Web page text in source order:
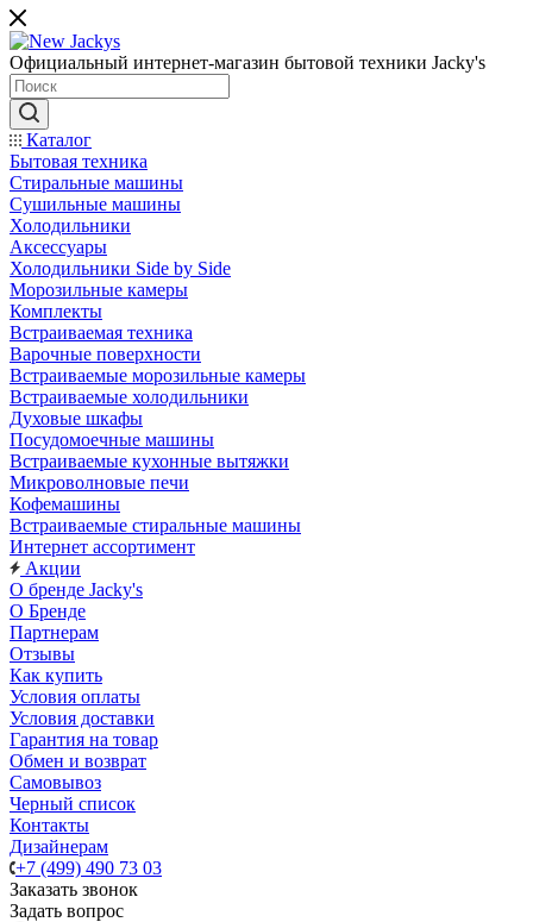
Официальный интернет-магазин бытовой техники Jacky's
Каталог
Бытовая техника
Стиральные машины
Сушильные машины
Холодильники
Аксессуары
Холодильники Side by Side
Морозильные камеры
Комплекты
Встраиваемая техника
Варочные поверхности
Встраиваемые морозильные камеры
Встраиваемые холодильники
Духовые шкафы
Посудомоечные машины
Встраиваемые кухонные вытяжки
Микроволновые печи
Кофемашины
Встраиваемые стиральные машины
Интернет ассортимент
Акции
О бренде Jacky's
О Бренде
Партнерам
Отзывы
Как купить
Условия оплаты
Условия доставки
Гарантия на товар
Обмен и возврат
Самовывоз
Черный список
Контакты
Дизайнерам
+7 (499) 490 73 03
Заказать звонок
Задать вопрос